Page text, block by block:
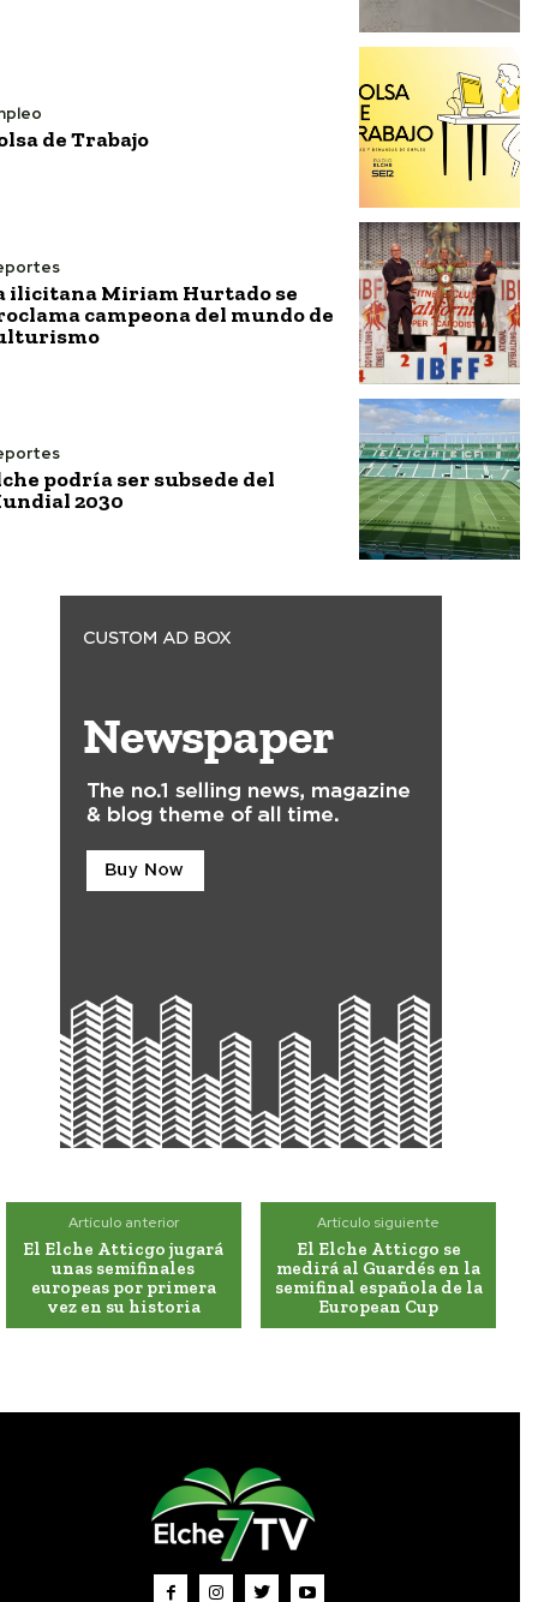
de Trabajo
ilicitana Miriam Hurtado se
campeona del mundo de
podría ser subsede del
2030
Artículo anterior
El Elche Atticgo jugará
unas semifinales
europeas por primera
vez en su historia
Artículo siguiente
El Elche Atticgo se
medirá al Guardés en la
semifinal española de la
European Cup